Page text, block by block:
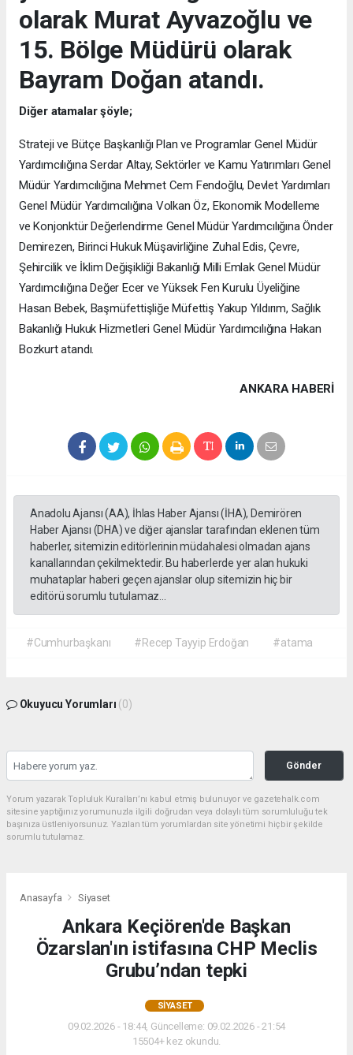
olarak Murat Ayvazoğlu ve
15. Bölge Müdürü olarak
Bayram Doğan atandı.
Diğer atamalar şöyle;
Strateji ve Bütçe Başkanlığı Plan ve Programlar Genel Müdür
Yardımcılığına Serdar Altay, Sektörler ve Kamu Yatırımları Genel
Müdür Yardımcılığına Mehmet Cem Fendoğlu, Devlet Yardımları
Genel Müdür Yardımcılığına Volkan Öz, Ekonomik Modelleme
ve Konjonktür Değerlendirme Genel Müdür Yardımcılığına Önder
Demirezen, Birinci Hukuk Müşavirliğine Zuhal Edis, Çevre,
Şehircilik ve İklim Değişikliği Bakanlığı Milli Emlak Genel Müdür
Yardımcılığına Değer Ecer ve Yüksek Fen Kurulu Üyeliğine
Hasan Bebek, Başmüfettişliğe Müfettiş Yakup Yıldırım, Sağlık
Bakanlığı Hukuk Hizmetleri Genel Müdür Yardımcılığına Hakan
Bozkurt atandı.
ANKARA HABERİ
Anadolu Ajansı (AA), İhlas Haber Ajansı (İHA), Demirören
Haber Ajansı (DHA) ve diğer ajanslar tarafından eklenen tüm
haberler, sitemizin editörlerinin müdahalesi olmadan ajans
kanallarından çekilmektedir. Bu haberlerde yer alan hukuki
muhataplar haberi geçen ajanslar olup sitemizin hiç bir
editörü sorumlu tutulamaz...
#Cumhurbaşkanı #Recep Tayyip Erdoğan #atama
Okuyucu Yorumları (0)
Gönder
Yorum yazarak Topluluk Kuralları’nı kabul etmiş bulunuyor ve gazetehalk.com
sitesine yaptığınız yorumunuzla ilgili doğrudan veya dolaylı tüm sorumluluğu tek
başınıza üstleniyorsunuz. Yazılan tüm yorumlardan site yönetimi hiçbir şekilde
sorumlu tutulamaz.
Anasayfa Siyaset
Ankara Keçiören'de Başkan
Özarslan'ın istifasına CHP Meclis
Grubu’ndan tepki
SIYASET
09.02.2026 - 18:44, Güncelleme: 09.02.2026 - 21:54
15504+ kez okundu.